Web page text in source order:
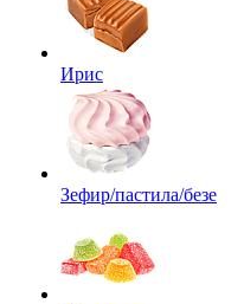
Ирис
Зефир/пастила/безе